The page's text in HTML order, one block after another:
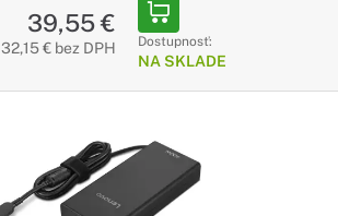
39,55 €
32,15 € bez DPH Dostupnosť:
NA SKLADE